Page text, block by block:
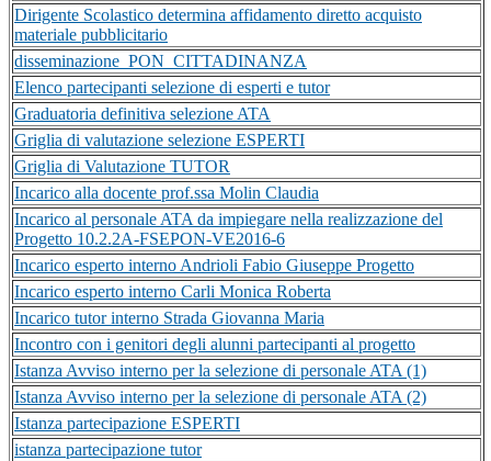
Dirigente Scolastico determina affidamento diretto acquisto
materiale pubblicitario
disseminazione_PON_CITTADINANZA
Elenco partecipanti selezione di esperti e tutor
Graduatoria definitiva selezione ATA
Griglia di valutazione selezione ESPERTI
Griglia di Valutazione TUTOR
Incarico alla docente prof.ssa Molin Claudia
Incarico al personale ATA da impiegare nella realizzazione del
Progetto 10.2.2A-FSEPON-VE2016-6
Incarico esperto interno Andrioli Fabio Giuseppe Progetto
Incarico esperto interno Carli Monica Roberta
Incarico tutor interno Strada Giovanna Maria
Incontro con i genitori degli alunni partecipanti al progetto
Istanza Avviso interno per la selezione di personale ATA (1)
Istanza Avviso interno per la selezione di personale ATA (2)
Istanza partecipazione ESPERTI
istanza partecipazione tutor